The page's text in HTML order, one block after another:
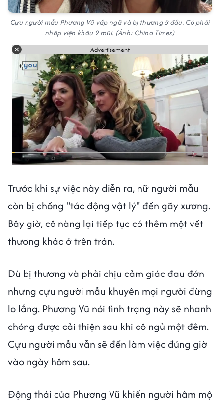
Cựu người mẫu Phương Vũ vấp ngã và bị thương ở đầu. Cô phải
nhập viện khâu 2 mũi. (Ảnh: China Times)
Advertisement
Trước khi sự việc này diễn ra, nữ người mẫu
còn bị chồng "tác động vật lý" đến gãy xương.
Bây giờ, cô nàng lại tiếp tục có thêm một vết
thương khác ở trên trán.
Dù bị thương và phải chịu cảm giác đau đớn
nhưng cựu người mẫu khuyên mọi người đừng
lo lắng. Phương Vũ nói tình trạng này sẽ nhanh
chóng được cải thiện sau khi cô ngủ một đêm.
Cựu người mẫu vẫn sẽ đến làm việc đúng giờ
vào ngày hôm sau.
Động thái của Phương Vũ khiến người hâm mộ